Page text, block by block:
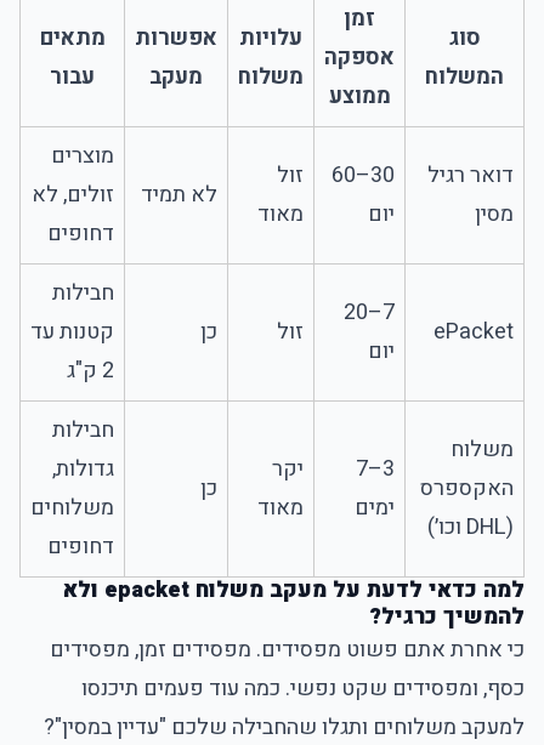
סוג
המשלוח
זמן
אספקה
ממוצע
עלויות
משלוח
אפשרות
מעקב
מתאים
עבור
דואר רגיל
מסין
30–60
יום
זול
מאוד
לא תמיד
מוצרים
זולים, לא
דחופים
ePacket
7–20
יום
זול כן
חבילות
קטנות עד
2 ק"ג
משלוח
האקספרס
(DHL וכו׳)
3–7
ימים
יקר
מאוד
כן
חבילות
גדולות,
משלוחים
דחופים
למה כדאי לדעת על מעקב משלוח epacket ולא
להמשיך כרגיל?
כי אחרת אתם פשוט מפסידים. מפסידים זמן, מפסידים
כסף, ומפסידים שקט נפשי. כמה עוד פעמים תיכנסו
למעקב משלוחים ותגלו שהחבילה שלכם "עדיין במסין"?